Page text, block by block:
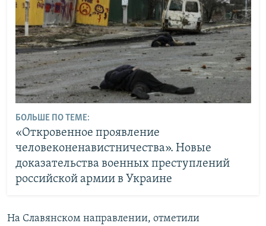
БОЛЬШЕ ПО ТЕМЕ:
«Откровенное проявление
человеконенавистничества». Новые
доказательства военных преступлений
российской армии в Украине
На Славянском направлении, отметили